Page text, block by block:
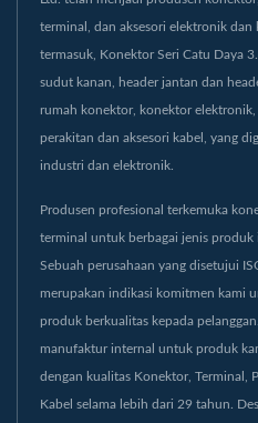
terminal, dan aksesori elektronik dan
termasuk, Konektor Seri Catu Daya
sudut kanan, header jantan dan
rumah konektor, konektor
perakitan dan aksesori kabel, yang
industri dan elektronik.
Produsen profesional terkemuka
terminal untuk berbagai jenis
Sebuah perusahaan yang disetujui
merupakan indikasi komitmen kami
produk berkualitas kepada
manufaktur internal untuk produk
dengan kualitas Konektor, Terminal,
Kabel selama lebih dari 29 tahun.